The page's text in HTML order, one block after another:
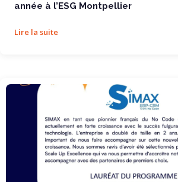
année à l’ESG Montpellier
Lire la suite